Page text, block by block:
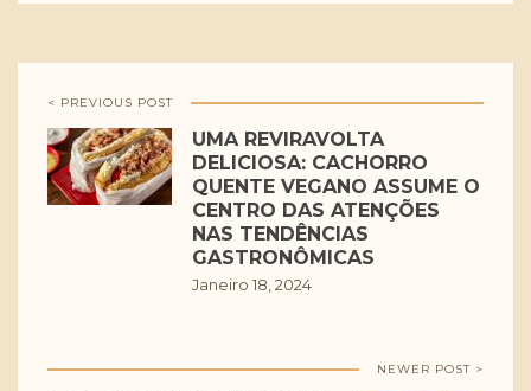
< PREVIOUS POST
UMA REVIRAVOLTA
DELICIOSA: CACHORRO
QUENTE VEGANO ASSUME O
CENTRO DAS ATENÇÕES
NAS TENDÊNCIAS
GASTRONÔMICAS
Janeiro 18, 2024
NEWER POST >